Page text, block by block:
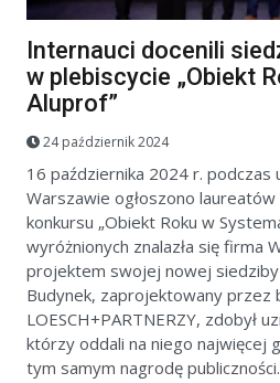
Internauci docenili
w plebiscycie „Obiekt
Aluprof”
24 październik 2024
16 października 2024 r. podczas
Warszawie ogłoszono
konkursu „Obiekt Roku w
wyróżnionych znalazła się firma
projektem swojej nowej siedziby
Budynek, zaprojektowany przez
LOESCH+PARTNERZY, zdobył
którzy oddali na niego najwięcej
tym samym nagrodę publiczności.